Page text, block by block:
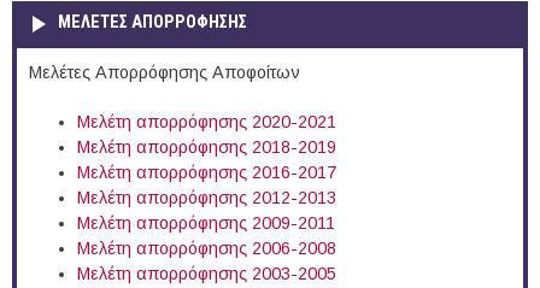
ΜΕΛΕΤΕΣ ΑΠΟΡΡΟΦΗΣΗΣ
Μελέτες Απορρόφησης Αποφοίτων
Μελέτη απορρόφησης 2020-2021
Μελέτη απορρόφησης 2018-2019
Μελέτη απορρόφησης 2016-2017
Μελέτη απορρόφησης 2012-2013
Μελέτη απορρόφησης 2009-2011
Μελέτη απορρόφησης 2006-2008
Μελέτη απορρόφησης 2003-2005